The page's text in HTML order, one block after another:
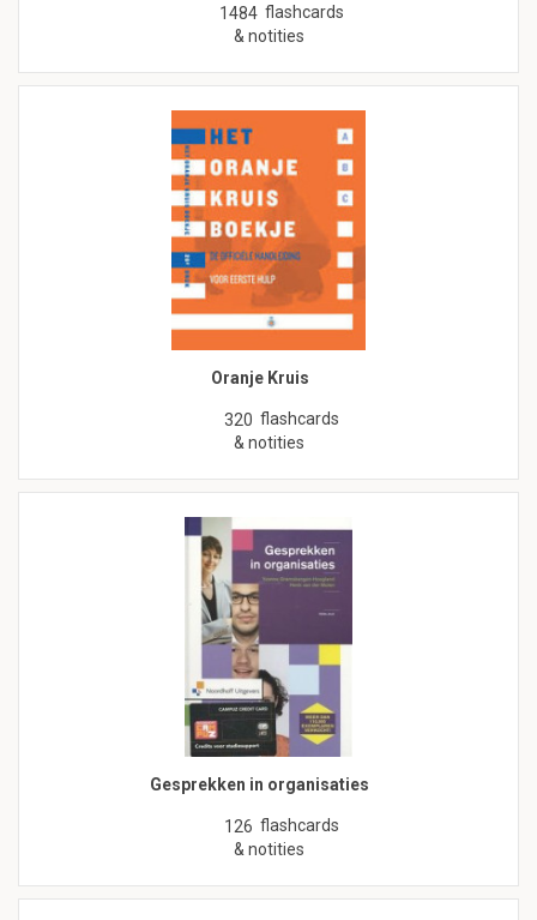
1484 flashcards
& notities
Oranje Kruis
320 flashcards
& notities
Gesprekken in organisaties
126 flashcards
& notities